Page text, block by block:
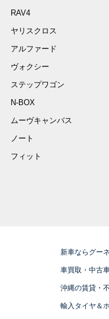
RAV4
ヤリスクロス
アルファード
ヴォクシー
ステップワゴン
N-BOX
ムーヴキャンバス
ノート
フィット
新車ならグー
車買取・中古
沖縄の賃貸・
輸入タイヤ＆